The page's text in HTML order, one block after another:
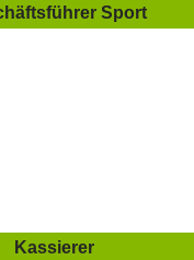
Sport
Kassierer